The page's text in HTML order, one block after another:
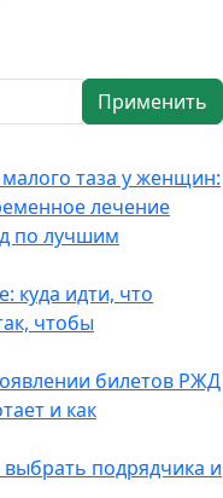
Применить
таза у женщин:
лечение
по лучшим
куда идти, что
чтобы
билетов РЖД
и как
выбрать подрядчика и